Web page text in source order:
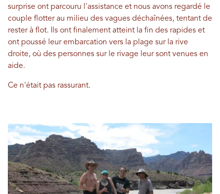
surprise ont parcouru l'assistance et nous avons regardé le
couple flotter au milieu des vagues déchaînées, tentant de
rester à flot. Ils ont finalement atteint la fin des rapides et
ont poussé leur embarcation vers la plage sur la rive
droite, où des personnes sur le rivage leur sont venues en
aide.
Ce n'était pas rassurant.